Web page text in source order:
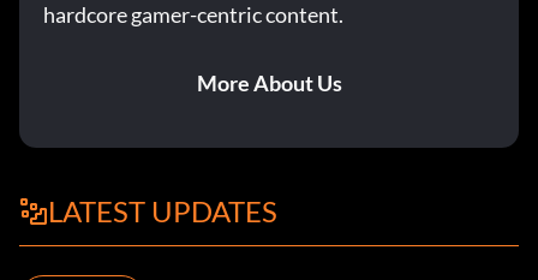
hardcore gamer-centric content.
More About Us
LATEST UPDATES